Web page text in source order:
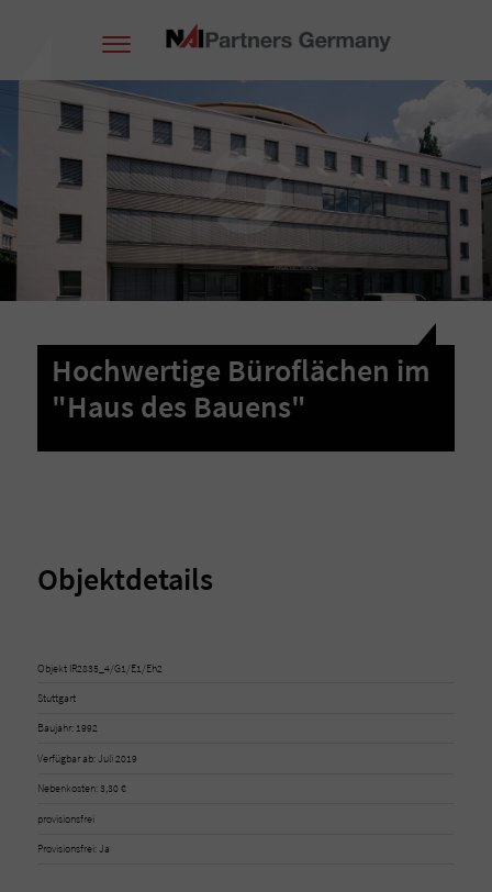
Hochwertige Büroflächen im
"Haus des Bauens"
Objektdetails
Objekt IR2835_4/G1/E1/Eh2
Stuttgart
Baujahr: 1992
Verfügbar ab: Juli 2019
Nebenkosten: 3,30 €
provisionsfrei
Provisionsfrei: Ja